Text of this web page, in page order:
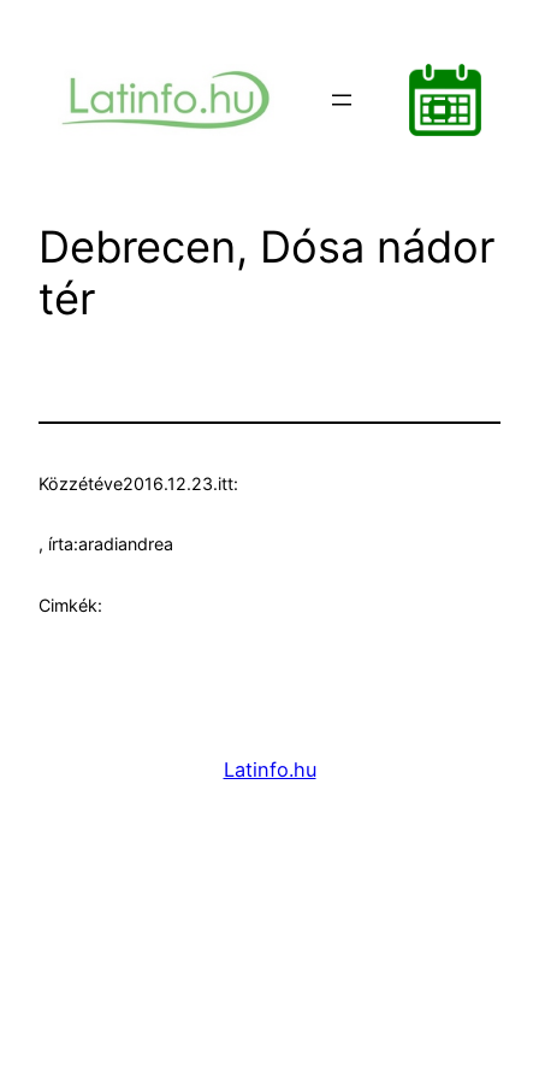
tartalomhoz
Debrecen, Dósa nádor
tér
Közzétéve2016.12.23.itt:
, írta:aradiandrea
Cimkék:
Latinfo.hu